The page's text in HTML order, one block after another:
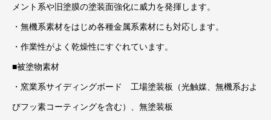
メント系や旧塗膜の塗装面強化に威力を発揮します。
・無機系素材をはじめ各種金属系素材にも対応します。
・作業性がよく乾燥性にすぐれています。
■被塗物素材
・窯業系サイディングボード 工場塗装板（光触媒、無機系およ
びフッ素コーティングを含む）、無塗装板